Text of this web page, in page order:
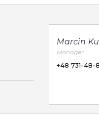
Marcin
Manager
+48 731-48-